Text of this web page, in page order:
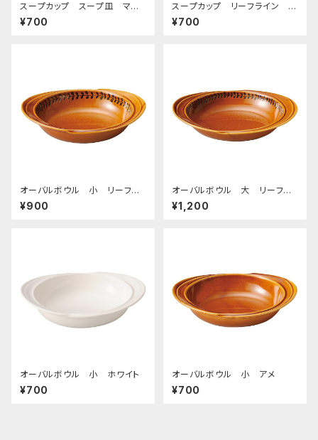
スープカップ スープ皿 マハ
ラジャ
¥700
スープカップ リーフライン ア
メ
¥700
オーバルボウル 小 リーフラ
イン アメ
¥900
オーバルボウル 大 リーフラ
イン アメ
¥1,200
オーバルボウル 小 ホワイト
¥700
オーバルボウル 小 アメ
¥700